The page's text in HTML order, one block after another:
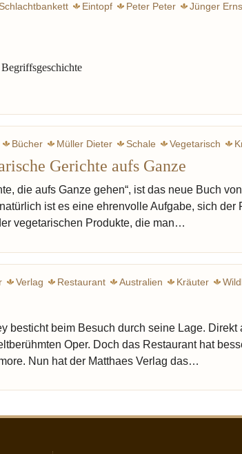
Schlachtbankett Eintopf Peter Peter Jünger
Bücher Müller Dieter Schale Vegetarisch
Gerichte aufs Ganze
die aufs Ganze gehen“, ist das neue Buch
ist es eine ehrenvolle Aufgabe, sich der
vegetarischen Produkte, die man…
Verlag Restaurant Australien Kräuter
besticht beim Besuch durch seine Lage.
Oper. Doch das Restaurant hat
Nun hat der Matthaes Verlag das…